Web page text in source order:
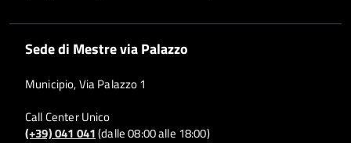
Sede di Mestre via Palazzo
Municipio, Via Palazzo 1
Call Center Unico
(+39) 041 041(dalle 08:00 alle 18:00)